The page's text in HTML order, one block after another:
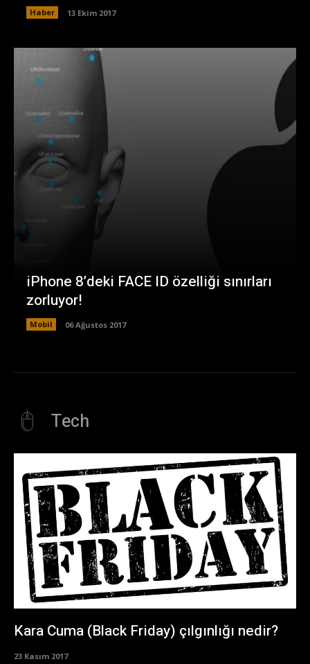
Haber 13 Ekim 2017
iPhone 8’deki FACE ID özelliği sınırları
zorluyor!
Mobil 06 Ağustos 2017
Tech
Kara Cuma (Black Friday) çılgınlığı nedir?
23 Kasım 2017